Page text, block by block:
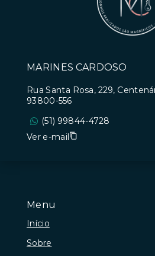
Menu
Início
Sobre
MARINES CARDOSO
Rua Santa Rosa, 229,
93800-556
(51) 99844-4728
Ver e-mail